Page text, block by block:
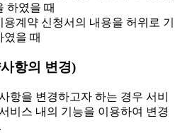
하였을 때
용계약 신청서의 내용을 허위로 기
였을 때
항의 변경)
항을 변경하고자 하는 경우 서비
비스 내의 기능을 이용하여 변경